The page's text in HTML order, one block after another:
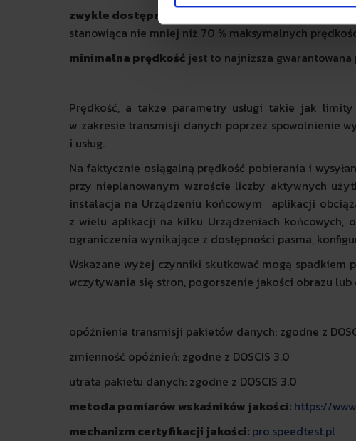
zwykle dostępna prędkość
jest to prędkość
stanowiąca nie mniej niż 70 % maksymalnych
minimalna prędkość jest to najniższa
Prędkość, a także parametry usługi takie jak
w zakresie transmisji danych poprzez spowolnienie
i usług.
Na faktycznie osiągalną prędkość pobierania i
przy nieplanowanym wzroście liczby aktywnych
instalacja na Urządzeniu końcowym aplikacji
z wielu aplikacji na kilku Urządzeniach końcowych,
ograniczenia wynikające z dostępności pasma,
Wskazane wyżej czynniki skutkować mogą
wczytywania się stron, pogorszenie jakości obrazu
opóźnienia transmisji pakietów danych: zgodne z
zmienność opóźnień: zgodne z DOSCIS 3.0
utrata pakietu danych: zgodne z DOSCIS 3.0
metoda pomiarów wskaźników jakości: https://
mechanizm certyfikacji jakości: pro.speedtest.pl